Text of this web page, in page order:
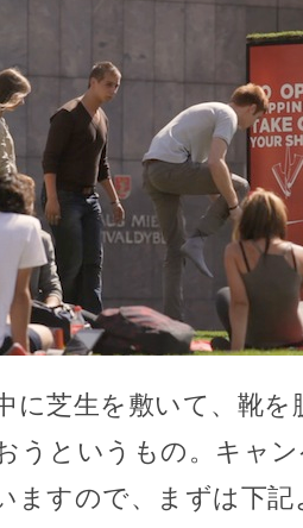
に芝生を敷いて、靴を
うというもの。キャ
ますので、まずは下